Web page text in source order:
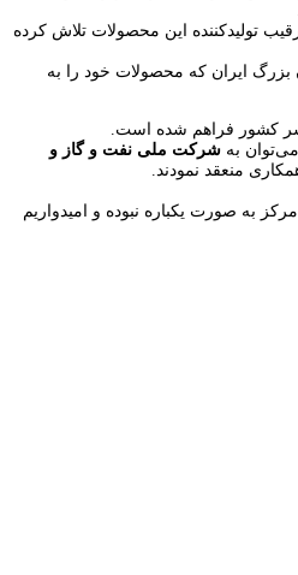
تولیدکننده این محصولات تلاش کرده
بزرگ ایران که محصولات خود را به
کشور فراهم شده است.
به شرکت‌ ملی نفت و گاز و
منعقد نمودند.
به صورت یکباره نبوده و امیدواریم